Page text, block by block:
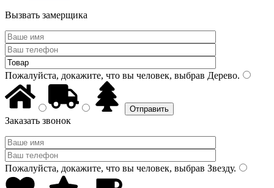
Вызвать замерщика
Пожалуйста, докажите, что вы человек, выбрав Дерево.
Заказать звонок
Пожалуйста, докажите, что вы человек, выбрав Звезду.